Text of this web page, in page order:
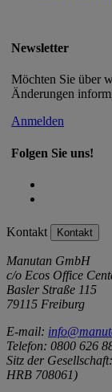
Newsletter
Möchten Sie über
Änderungen
Anmelden
Folgen Sie uns!
Kontakt Kontakt
Manutan GmbH
c/o Ecos Office
Basler Straße 115
79115 Freiburg
E-mail:
Telefon: 0800 626
Sitz der
HRB 708061)